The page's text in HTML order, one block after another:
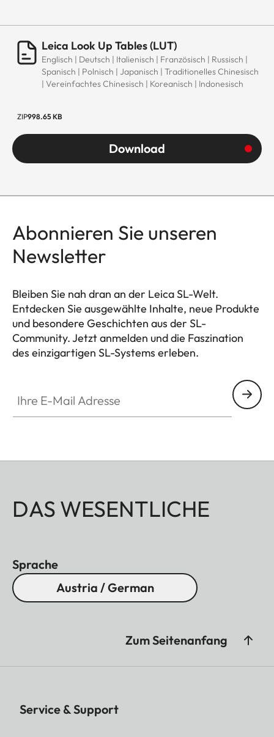
Leica Look Up Tables (LUT)
Englisch | Deutsch | Italienisch | Französisch | Russisch |
Spanisch | Polnisch | Japanisch | Traditionelles Chinesisch
| Vereinfachtes Chinesisch | Koreanisch | Indonesisch
ZIP998.65 KB
Download
Abonnieren Sie unseren
Newsletter
Bleiben Sie nah dran an der Leica SL-Welt.
Entdecken Sie ausgewählte Inhalte, neue Produkte
und besondere Geschichten aus der SL-
Community. Jetzt anmelden und die Faszination
des einzigartigen SL-Systems erleben.
DAS WESENTLICHE
Sprache
Austria / German
Zum Seitenanfang
Service & Support